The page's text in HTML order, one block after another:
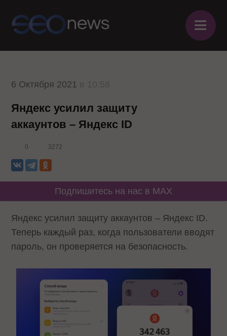
≡
6 Октября 2021
Яндекс усилил защиту
аккаунтов – Яндекс ID
0 3272
Подпишитесь на нас в MAX
Яндекс усилил защиту аккаунтов – Яндекс ID.
Теперь каждый раз, когда пользователи вводят
пароль, он проверяется на безопасность.